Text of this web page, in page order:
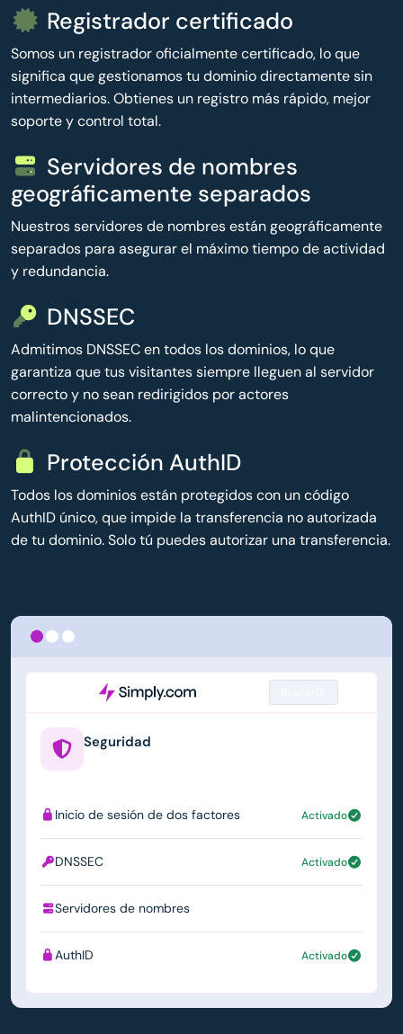
Registrador certificado
Somos un registrador oficialmente certificado, lo que
significa que gestionamos tu dominio directamente sin
intermediarios. Obtienes un registro más rápido, mejor
soporte y control total.
Servidores de nombres
geográficamente separados
Nuestros servidores de nombres están geográficamente
separados para asegurar el máximo tiempo de actividad
y redundancia.
DNSSEC
Admitimos DNSSEC en todos los dominios, lo que
garantiza que tus visitantes siempre lleguen al servidor
correcto y no sean redirigidos por actores
malintencionados.
Protección AuthID
Todos los dominios están protegidos con un código
AuthID único, que impide la transferencia no autorizada
de tu dominio. Solo tú puedes autorizar una transferencia.
Seguridad
Inicio de sesión de dos factores Activado
DNSSEC Activado
Servidores de nombres
AuthID Activado